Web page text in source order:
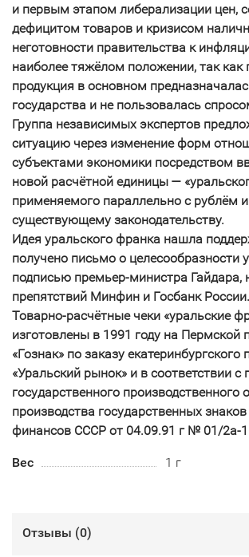
и первым этапом либерализации цен,
дефицитом товаров и кризисом
неготовности правительства к
наиболее тяжёлом положении, так
продукция в основном
государства и не пользовалась
Группа независимых экспертов
ситуацию через изменение форм
субъектами экономики посредством
новой расчётной единицы —
применяемого параллельно с рублём
существующему законодательству.
Идея уральского франка нашла
получено письмо о целесообразности
подписью премьер-министра Гайдара,
препятствий Минфин и Госбанк России.
Товарно-расчётные чеки «уральские
изготовлены в 1991 году на Пермской
«Гознак» по заказу
«Уральский рынок» и в соответствии
государственного производственного
производства государственных
финансов СССР от 04.09.91 г № 01/2а-
Вес 1 г
Отзывы (0)